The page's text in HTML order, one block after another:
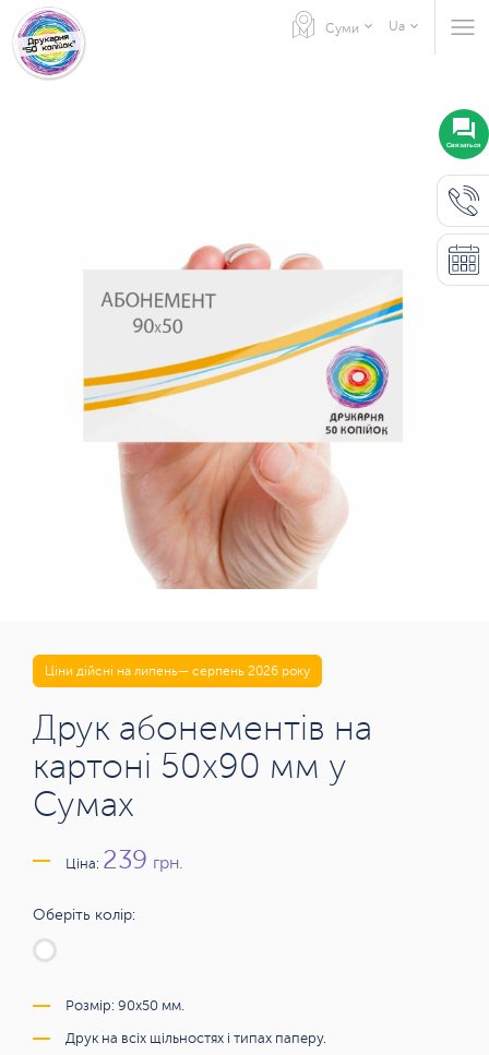
Суми Ua
Ціни дійсні на липень— серпень 2026 року
Друк абонементів на
картоні 50х90 мм у
Сумах
Ціна: 239 грн.
Оберіть колір:
Розмір: 90x50 мм.
Друк на всіх щільностях і типах паперу.